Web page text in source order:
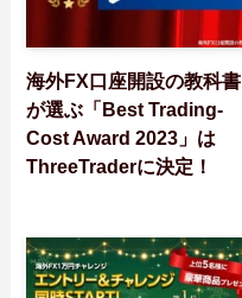
海外FX口座開設の教科書
が選ぶ「Best Trading-
Cost Award 2023」は
ThreeTraderに決定！